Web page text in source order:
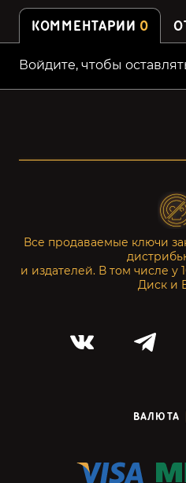
КОММЕНТАРИИ 0
Войдите, чтобы
Все продаваемые ключи
и издателей. В том числе у
Диск и
ВАЛЮТА